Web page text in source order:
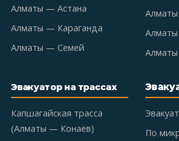
Алматы — Астана
Алматы — Караганда
Алматы — Семей
Эвакуатор на трассах
Капшагайская трасса
(Алматы — Конаев)
По